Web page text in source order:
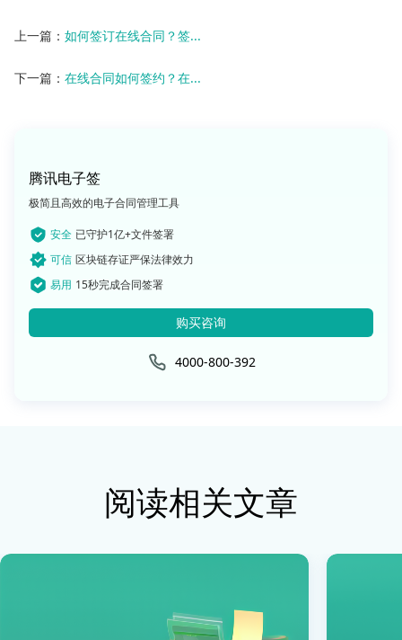
上一篇： 如何签订在线合同？签...
下一篇： 在线合同如何签约？在...
腾讯电子签
极简且高效的电子合同管理工具
安全 已守护1亿+文件签署
可信 区块链存证严保法律效力
易用 15秒完成合同签署
购买咨询
4000-800-392
阅读相关文章